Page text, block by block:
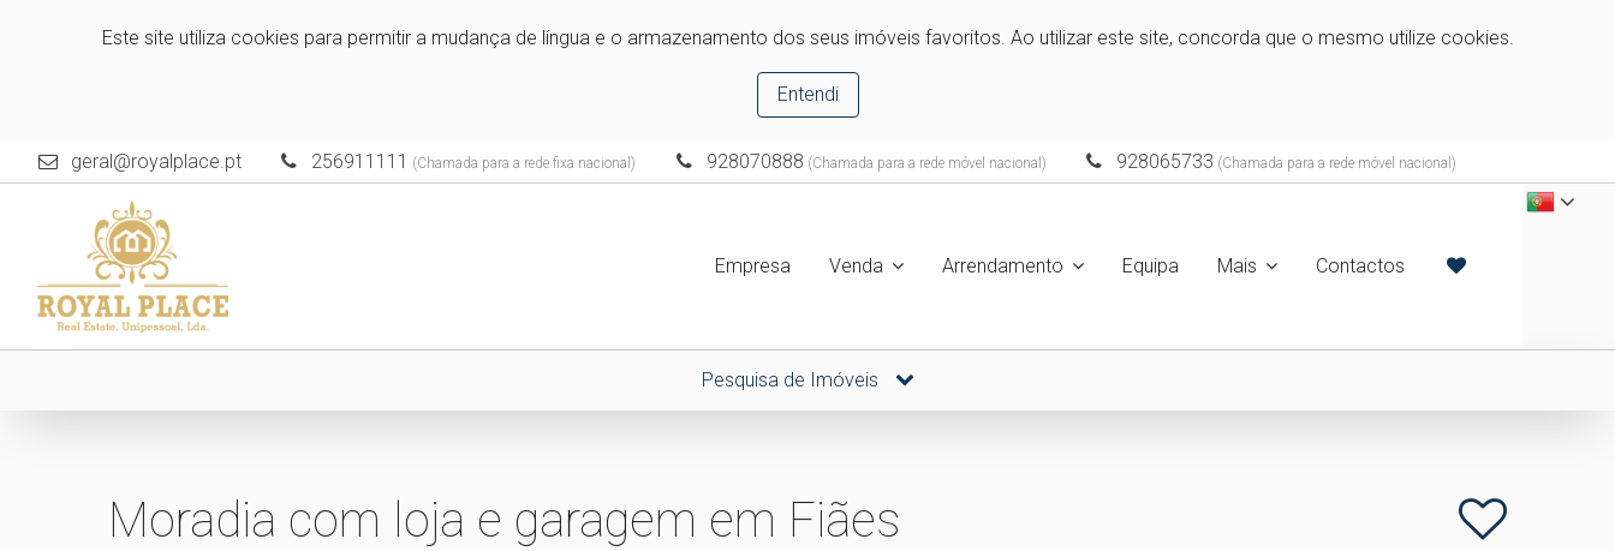
Este site utiliza cookies para permitir a mudança de língua e o armazenamento dos seus imóveis favoritos. Ao utilizar este site, concorda que o mesmo utilize cookies.
Entendi
geral@royalplace.pt 256911111 (Chamada para a rede fixa nacional) 928070888 (Chamada para a rede móvel nacional) 928065733 (Chamada para a rede móvel nacional)
Empresa Venda Arrendamento Equipa Mais Contactos
Pesquisa de Imóveis
Moradia com loja e garagem em Fiães